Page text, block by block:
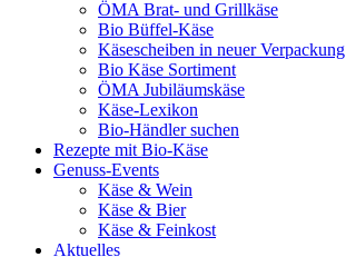
ÖMA Brat- und Grillkäse
Bio Büffel-Käse
Käsescheiben in neuer Verpackung
Bio Käse Sortiment
ÖMA Jubiläumskäse
Käse-Lexikon
Bio-Händler suchen
Rezepte mit Bio-Käse
Genuss-Events
Käse & Wein
Käse & Bier
Käse & Feinkost
Aktuelles